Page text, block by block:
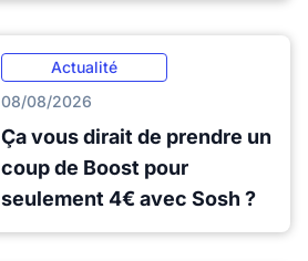
Actualité
08/08/2026
Ça vous dirait de prendre un
coup de Boost pour
seulement 4€ avec Sosh ?